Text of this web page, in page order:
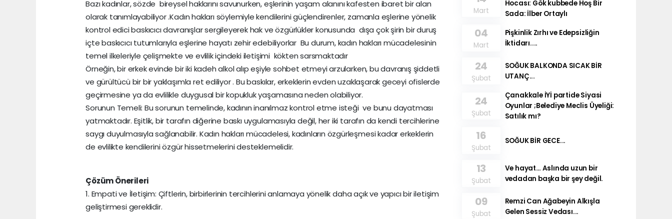
Bazı kadınlar, sözde bireysel haklarını savunurken, eşlerinin yaşam alanını kafesten ibaret bir alan
olarak tanımlayabiliyor .Kadın hakları söylemiyle kendilerini güçlendirenler, zamanla eşlerine yönelik
kontrol edici baskıcıcı davranışlar sergileyerek hak ve özgürlükler konusunda dışa çok şirin bir duruş
içte baskıcıcı tutumlarıyla eşlerine hayatı zehir edebiliyorlar Bu durum, kadın hakları mücadelesinin
temel ilkeleriyle çelişmekte ve evlilik içindeki iletişimi kökten sarsmaktadır
Örneğin, bir erkek evinde bir iki kadeh alkol alıp eşiyle sohbet etmeyi arzularken, bu davranış şiddetli
ve gürültücü bir bir yaklaşımla ret ediliyor . Bu baskılar, erkeklerin evden uzaklaşarak geceyi ofislerde
geçirmesine ya da evlilikle duygusal bir kopukluk yaşamasına neden olabiliyor.
Sorunun Temeli: Bu sorunun temelinde, kadının inanılmaz kontrol etme isteği ve bunu dayatması
yatmaktadır. Eşitlik, bir tarafın diğerine baskı uygulamasıyla değil, her iki tarafın da kendi tercihlerine
saygı duyulmasıyla sağlanabilir. Kadın hakları mücadelesi, kadınların özgürleşmesi kadar erkeklerin
de evlilikte kendilerini özgür hissetmelerini desteklemelidir.
Çözüm Önerileri
1. Empati ve İletişim: Çiftlerin, birbirlerinin tercihlerini anlamaya yönelik daha açık ve yapıcı bir iletişim
geliştirmesi gereklidir.
Mart
Hocası: Gök kubbede Hoş Bir
Sada: İlber Ortaylı
04
Mart
Pişkinlik Zırhı ve Edepsizliğin
İktidarı....
24
Şubat
SOĞUK BALKONDA SICAK BİR
UTANÇ...
24
Şubat
Çanakkale İYİ partide Siyasi
Oyunlar ;Belediye Meclis Üyeliği:
Satılık mı?
16
Şubat
SOĞUK BİR GECE...
13
Şubat
Ve hayat… Aslında uzun bir
vedadan başka bir şey değil.
09
Şubat
Remzi Can Ağabeyin Alkışla
Gelen Sessiz Vedası...